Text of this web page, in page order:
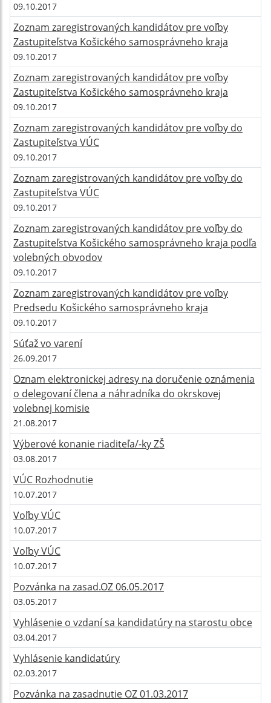
09.10.2017
Zoznam zaregistrovaných kandidátov pre voľby
Zastupiteľstva Košického samosprávneho kraja
09.10.2017
Zoznam zaregistrovaných kandidátov pre voľby
Zastupiteľstva Košického samosprávneho kraja
09.10.2017
Zoznam zaregistrovaných kandidátov pre voľby do
Zastupiteľstva VÚC
09.10.2017
Zoznam zaregistrovaných kandidátov pre voľby do
Zastupiteľstva VÚC
09.10.2017
Zoznam zaregistrovaných kandidátov pre voľby do
Zastupiteľstva Košického samosprávneho kraja podľa
volebných obvodov
09.10.2017
Zoznam zaregistrovaných kandidátov pre voľby
Predsedu Košického samosprávneho kraja
09.10.2017
Súťaž vo varení
26.09.2017
Oznam elektronickej adresy na doručenie oznámenia
o delegovaní člena a náhradníka do okrskovej
volebnej komisie
21.08.2017
Výberové konanie riaditeľa/-ky ZŠ
03.08.2017
VÚC Rozhodnutie
10.07.2017
Voľby VÚC
10.07.2017
Voľby VÚC
10.07.2017
Pozvánka na zasad.OZ 06.05.2017
03.05.2017
Vyhlásenie o vzdaní sa kandidatúry na starostu obce
03.04.2017
Vyhlásenie kandidatúry
02.03.2017
Pozvánka na zasadnutie OZ 01.03.2017